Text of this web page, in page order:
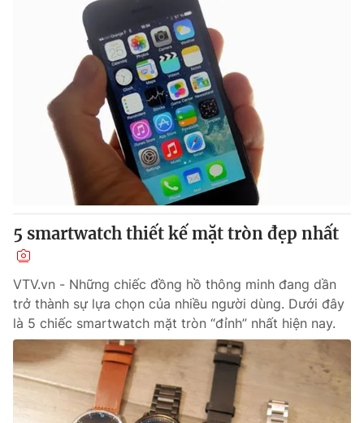
Shorts video
VTV Money VTV Thể thao
VTV Sức khoẻ Bất động sản
Thị trường 24h Tấm lòng Việt
Vươn mình bằng AI
Liên hệ tòa soạn English
5 smartwatch thiết kế mặt tròn đẹp nhất
VTV.vn - Những chiếc đồng hồ thông minh đang dần
trở thành sự lựa chọn của nhiều người dùng. Dưới đây
là 5 chiếc smartwatch mặt tròn “đỉnh” nhất hiện nay.